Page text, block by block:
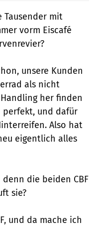
Tausender mit
vorm Eiscafé
unsere Kunden
als nicht
her finden
perfekt, und dafür
Also hat
eigentlich alles
die beiden CBF
sie?
und da mache ich